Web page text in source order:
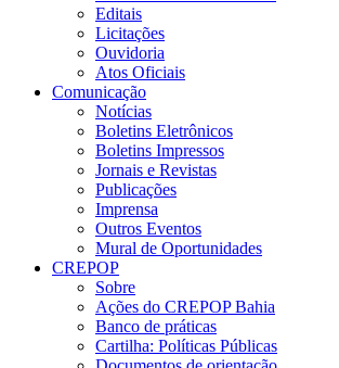
Editais
Licitações
Ouvidoria
Atos Oficiais
Comunicação
Notícias
Boletins Eletrônicos
Boletins Impressos
Jornais e Revistas
Publicações
Imprensa
Outros Eventos
Mural de Oportunidades
CREPOP
Sobre
Ações do CREPOP Bahia
Banco de práticas
Cartilha: Políticas Públicas